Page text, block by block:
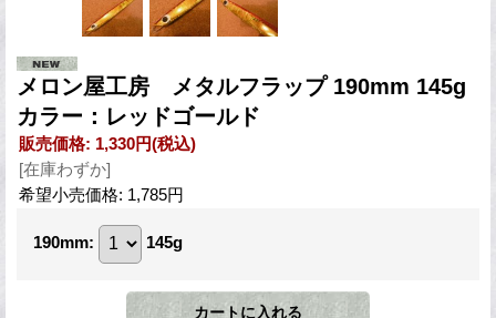
メロン屋工房 メタルフラップ 190mm 145g
カラー：レッドゴールド
販売価格: 1,330円(税込)
[在庫わずか]
希望小売価格: 1,785円
190mm: 145g